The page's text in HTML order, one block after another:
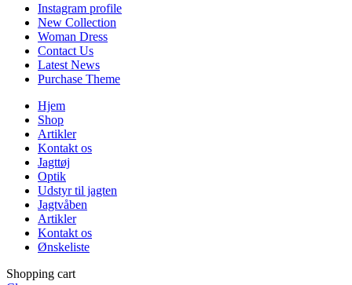
Instagram profile
New Collection
Woman Dress
Contact Us
Latest News
Purchase Theme
Hjem
Shop
Artikler
Kontakt os
Jagttøj
Optik
Udstyr til jagten
Jagtvåben
Artikler
Kontakt os
Ønskeliste
Shopping cart